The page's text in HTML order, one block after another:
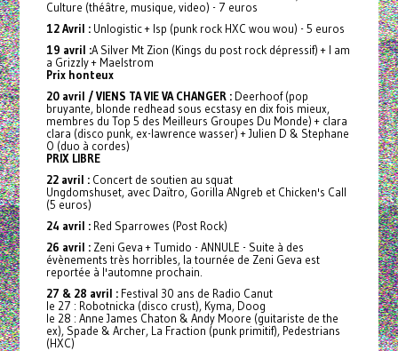
Culture (théâtre, musique, video) - 7 euros
12 Avril :Unlogistic + Isp (punk rock HXC wou wou) - 5 euros
19 avril :A Silver Mt Zion (Kings du post rock dépressif) + I am
a Grizzly + Maelstrom
Prix honteux
20 avril / VIENS TA VIE VA CHANGER :Deerhoof (pop
bruyante, blonde redhead sous ecstasy en dix fois mieux,
membres du Top 5 des Meilleurs Groupes Du Monde) + clara
clara (disco punk, ex-lawrence wasser) + Julien D & Stephane
O (duo à cordes)
PRIX LIBRE
22 avril :Concert de soutien au squat
Ungdomshuset, avec Daïtro, Gorilla ANgreb et Chicken's Call
(5 euros)
24 avril :Red Sparrowes (Post Rock)
26 avril :Zeni Geva + Tumido - ANNULE - Suite à des
évènements très horribles, la tournée de Zeni Geva est
reportée à l'automne prochain.
27 & 28 avril :Festival 30 ans de Radio Canut
le 27 : Robotnicka (disco crust), Kyma, Doog
le 28 : Anne James Chaton & Andy Moore (guitariste de the
ex), Spade & Archer, La Fraction (punk primitif), Pedestrians
(HXC)